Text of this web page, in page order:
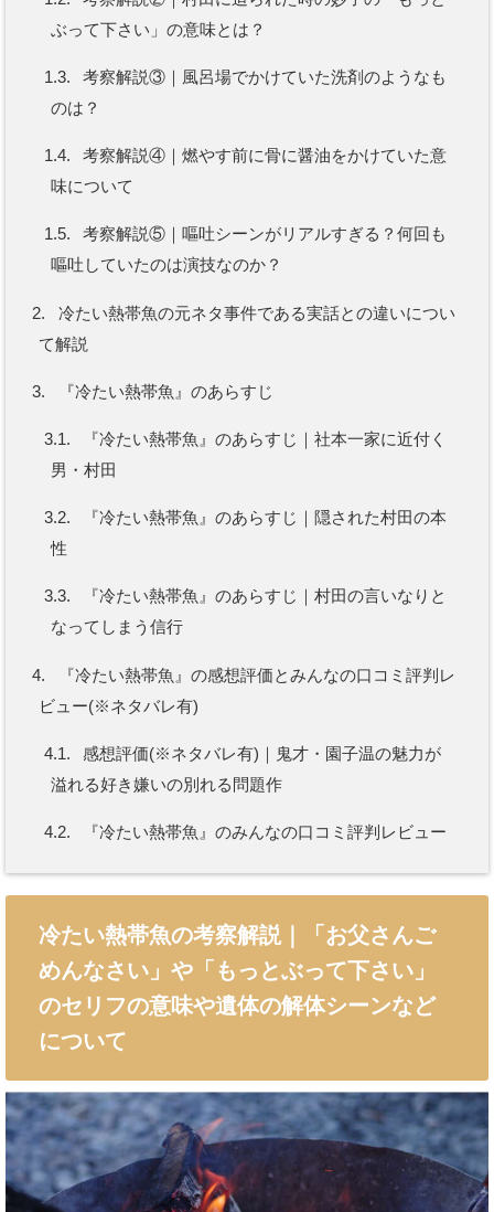
ぶって下さい」の意味とは？
1.3.
考察解説③｜風呂場でかけていた洗剤のようなも
のは？
1.4.
考察解説④｜燃やす前に骨に醤油をかけていた意
味について
1.5.
考察解説⑤｜嘔吐シーンがリアルすぎる？何回も
嘔吐していたのは演技なのか？
2.
冷たい熱帯魚の元ネタ事件である実話との違いについ
て解説
3. 『冷たい熱帯魚』のあらすじ
3.1.
『冷たい熱帯魚』のあらすじ｜社本一家に近付く
男・村田
3.2.
『冷たい熱帯魚』のあらすじ｜隠された村田の本
性
3.3.
『冷たい熱帯魚』のあらすじ｜村田の言いなりと
なってしまう信行
4.
『冷たい熱帯魚』の感想評価とみんなの口コミ評判レ
ビュー(※ネタバレ有)
4.1.
感想評価(※ネタバレ有)｜鬼才・園子温の魅力が
溢れる好き嫌いの別れる問題作
4.2. 『冷たい熱帯魚』のみんなの口コミ評判レビュー
冷たい熱帯魚の考察解説｜「お父さんご
めんなさい」や「もっとぶって下さい」
のセリフの意味や遺体の解体シーンなど
について